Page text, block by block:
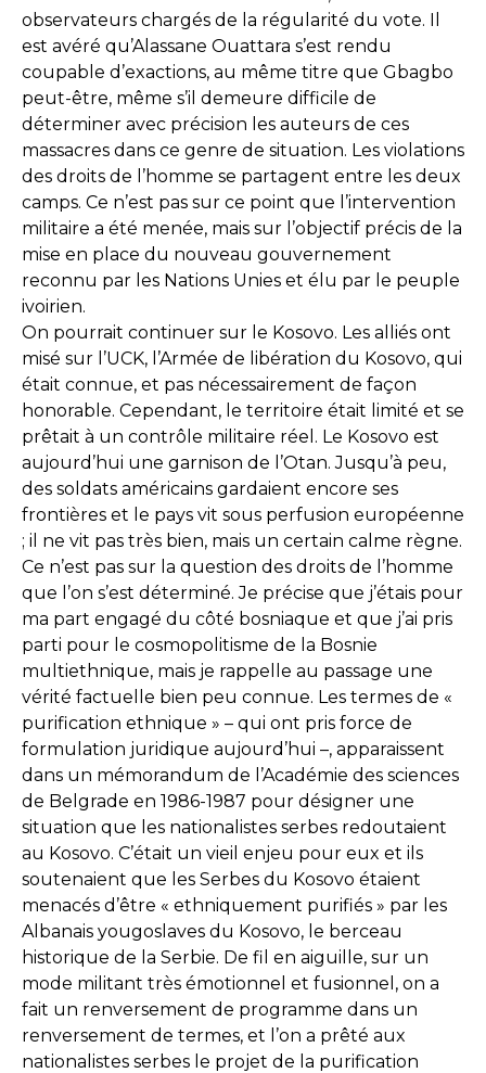
observateurs chargés de la régularité du vote. Il
est avéré qu’Alassane Ouattara s’est rendu
coupable d’exactions, au même titre que Gbagbo
peut-être, même s’il demeure difficile de
déterminer avec précision les auteurs de ces
massacres dans ce genre de situation. Les violations
des droits de l’homme se partagent entre les deux
camps. Ce n’est pas sur ce point que l’intervention
militaire a été menée, mais sur l’objectif précis de la
mise en place du nouveau gouvernement
reconnu par les Nations Unies et élu par le peuple
ivoirien.
On pourrait continuer sur le Kosovo. Les alliés ont
misé sur l’UCK, l’Armée de libération du Kosovo, qui
était connue, et pas nécessairement de façon
honorable. Cependant, le territoire était limité et se
prêtait à un contrôle militaire réel. Le Kosovo est
aujourd’hui une garnison de l’Otan. Jusqu’à peu,
des soldats américains gardaient encore ses
frontières et le pays vit sous perfusion européenne
; il ne vit pas très bien, mais un certain calme règne.
Ce n’est pas sur la question des droits de l’homme
que l’on s’est déterminé. Je précise que j’étais pour
ma part engagé du côté bosniaque et que j’ai pris
parti pour le cosmopolitisme de la Bosnie
multiethnique, mais je rappelle au passage une
vérité factuelle bien peu connue. Les termes de «
purification ethnique » – qui ont pris force de
formulation juridique aujourd’hui –, apparaissent
dans un mémorandum de l’Académie des sciences
de Belgrade en 1986-1987 pour désigner une
situation que les nationalistes serbes redoutaient
au Kosovo. C’était un vieil enjeu pour eux et ils
soutenaient que les Serbes du Kosovo étaient
menacés d’être « ethniquement purifiés » par les
Albanais yougoslaves du Kosovo, le berceau
historique de la Serbie. De fil en aiguille, sur un
mode militant très émotionnel et fusionnel, on a
fait un renversement de programme dans un
renversement de termes, et l’on a prêté aux
nationalistes serbes le projet de la purification